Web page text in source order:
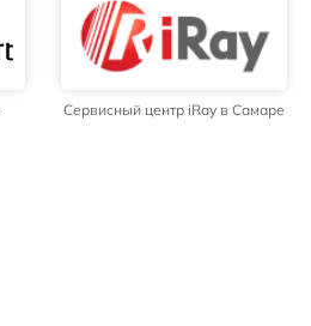
Сервисный центр iRay в Самаре